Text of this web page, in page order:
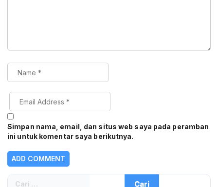
Simpan nama, email, dan situs web saya pada peramban
ini untuk komentar saya berikutnya.
Cari